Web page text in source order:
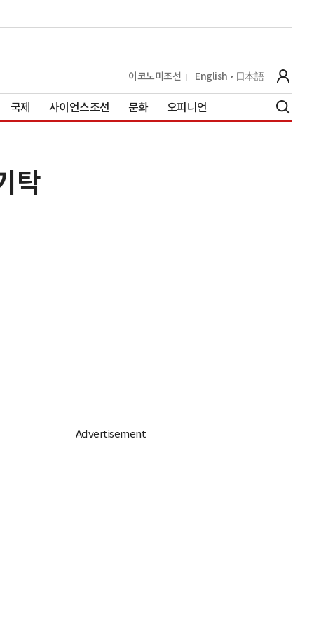
이코노미조선 English 日本語
국제 사이언스조선 문화 오피니언
탁